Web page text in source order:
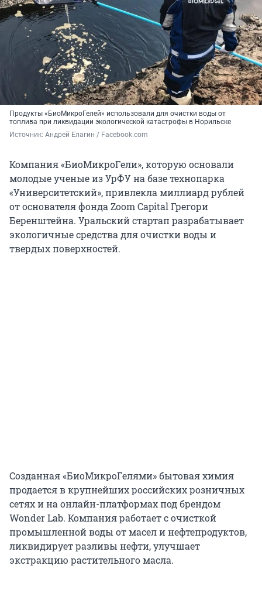
Продукты «БиоМикроГелей» использовали для очистки воды от
топлива при ликвидации экологической катастрофы в Норильске
Источник: Андрей Елагин / Facebook.com
Компания «БиоМикроГели», которую основали
молодые ученые из УрФУ на базе технопарка
«Университетский», привлекла миллиард рублей
от основателя фонда Zoom Capital Грегори
Беренштейна. Уральский стартап разрабатывает
экологичные средства для очистки воды и
твердых поверхностей.
Созданная «БиоМикроГелями» бытовая химия
продается в крупнейших российских розничных
сетях и на онлайн-платформах под брендом
Wonder Lab. Компания работает с очисткой
промышленной воды от масел и нефтепродуктов,
ликвидирует разливы нефти, улучшает
экстракцию растительного масла.